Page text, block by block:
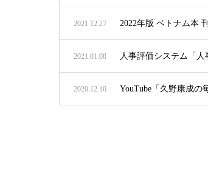
2021.12.27 2022年版 ベトナム本
2021.01.08 人事評価システム「
2020.12.10 YouTube「久野康成の